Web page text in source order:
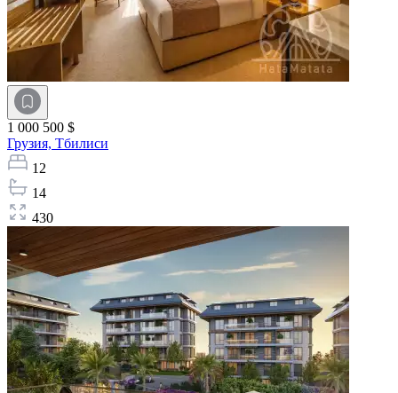
1 000 500 $
Грузия, Тбилиси
12
14
430